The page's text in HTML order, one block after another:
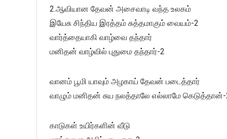
2.ஆவியான தேவன் அசைவாடி வந்த உலகம்
இயேசு சிந்திய இரத்தம் சுத்தமாகும் வையம்-2
வார்த்தையாகி வாழ்வை தந்தார்
மனிதன் வாழ்வில் புதுமை தந்தார்-2
வானம் பூமி யாவும் அழகாய் தேவன் படைத்தார்
வாழும் மனிதன் சுய நலத்தாலே எல்லாமே
காடுகள் உயிர்களின் வீடு